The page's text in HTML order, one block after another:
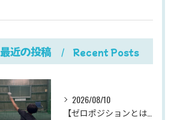
最近の投稿 Recent Posts
2026/08/10
【ゼロポジションとは？】